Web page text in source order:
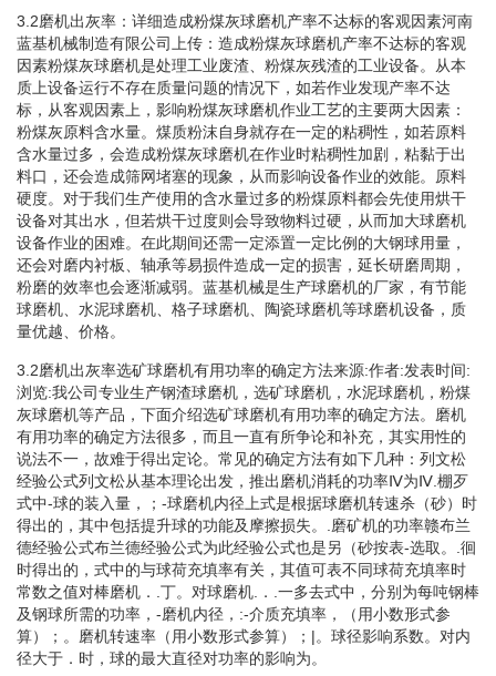
3.2磨机出灰率：详细造成粉煤灰球磨机产率不达标的客观因素河南
蓝基机械制造有限公司上传：造成粉煤灰球磨机产率不达标的客观
因素粉煤灰球磨机是处理工业废渣、粉煤灰残渣的工业设备。从本
质上设备运行不存在质量问题的情况下，如若作业发现产率不达
标，从客观因素上，影响粉煤灰球磨机作业工艺的主要两大因素：
粉煤灰原料含水量。煤质粉沫自身就存在一定的粘稠性，如若原料
含水量过多，会造成粉煤灰球磨机在作业时粘稠性加剧，粘黏于出
料口，还会造成筛网堵塞的现象，从而影响设备作业的效能。原料
硬度。对于我们生产使用的含水量过多的粉煤原料都会先使用烘干
设备对其出水，但若烘干过度则会导致物料过硬，从而加大球磨机
设备作业的困难。在此期间还需一定添置一定比例的大钢球用量，
还会对磨内衬板、轴承等易损件造成一定的损害，延长研磨周期，
粉磨的效率也会逐渐减弱。蓝基机械是生产球磨机的厂家，有节能
球磨机、水泥球磨机、格子球磨机、陶瓷球磨机等球磨机设备，质
量优越、价格。
3.2磨机出灰率选矿球磨机有用功率的确定方法来源:作者:发表时间:
浏览:我公司专业生产钢渣球磨机，选矿球磨机，水泥球磨机，粉煤
灰球磨机等产品，下面介绍选矿球磨机有用功率的确定方法。磨机
有用功率的确定方法很多，而且一直有所争论和补充，其实用性的
说法不一，故难于得出定论。常见的确定方法有如下几种：列文松
经验公式列文松从基本理论出发，推出磨机消耗的功率Ⅳ为Ⅳ.棚歹
式中-球的装入量，；-球磨机内径上式是根据球磨机转速杀（砂）时
得出的，其中包括提升球的功能及摩擦损失。.磨矿机的功率赣布兰
德经验公式布兰德经验公式为此经验公式也是另（砂按表-选取。.徊
时得出的，式中的与球荷充填率有关，其值可表不同球荷充填率时
常数之值对棒磨机．.丁。对球磨机.．.一多去式中，分别为每吨钢棒
及钢球所需的功率，-磨机内径，:-介质充填率，（用小数形式参
算）；。磨机转速率（用小数形式参算）；|。球径影响系数。对内
径大于．时，球的最大直径对功率的影响为。